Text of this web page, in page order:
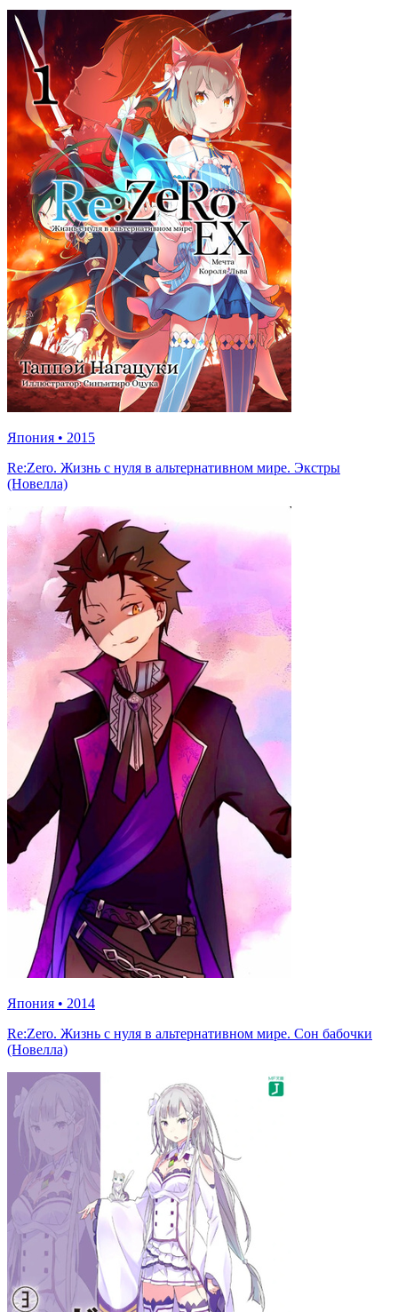
Япония • 2015
Re:Zero. Жизнь с нуля в альтернативном мире. Экстры
(Новелла)
Япония • 2014
Re:Zero. Жизнь с нуля в альтернативном мире. Сон бабочки
(Новелла)